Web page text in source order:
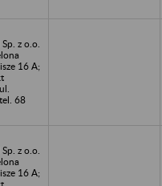
z o.o.
16 A;
68
z o.o.
16 A;